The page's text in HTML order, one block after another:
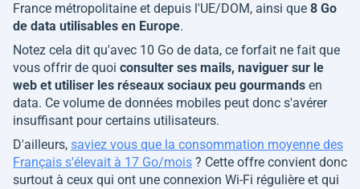
France métropolitaine et depuis l'UE/DOM, ainsi que 8 Go
de data utilisables en Europe.
Notez cela dit qu'avec 10 Go de data, ce forfait ne fait que
vous offrir de quoi consulter ses mails, naviguer sur le
web et utiliser les réseaux sociaux peu gourmands en
data. Ce volume de données mobiles peut donc s'avérer
insuffisant pour certains utilisateurs.
D'ailleurs, saviez vous que la consommation moyenne des
Français s'élevait à 17 Go/mois ? Cette offre convient donc
surtout à ceux qui ont une connexion Wi-Fi régulière et qui